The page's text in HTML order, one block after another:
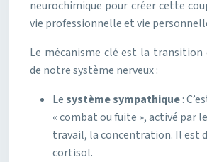
neurochimique pour créer cette
vie professionnelle et vie
Le mécanisme clé est la transition
de notre système nerveux :
Lesystème sympathique:
« combat ou fuite », activé par
travail, la concentration. Il est
cortisol.